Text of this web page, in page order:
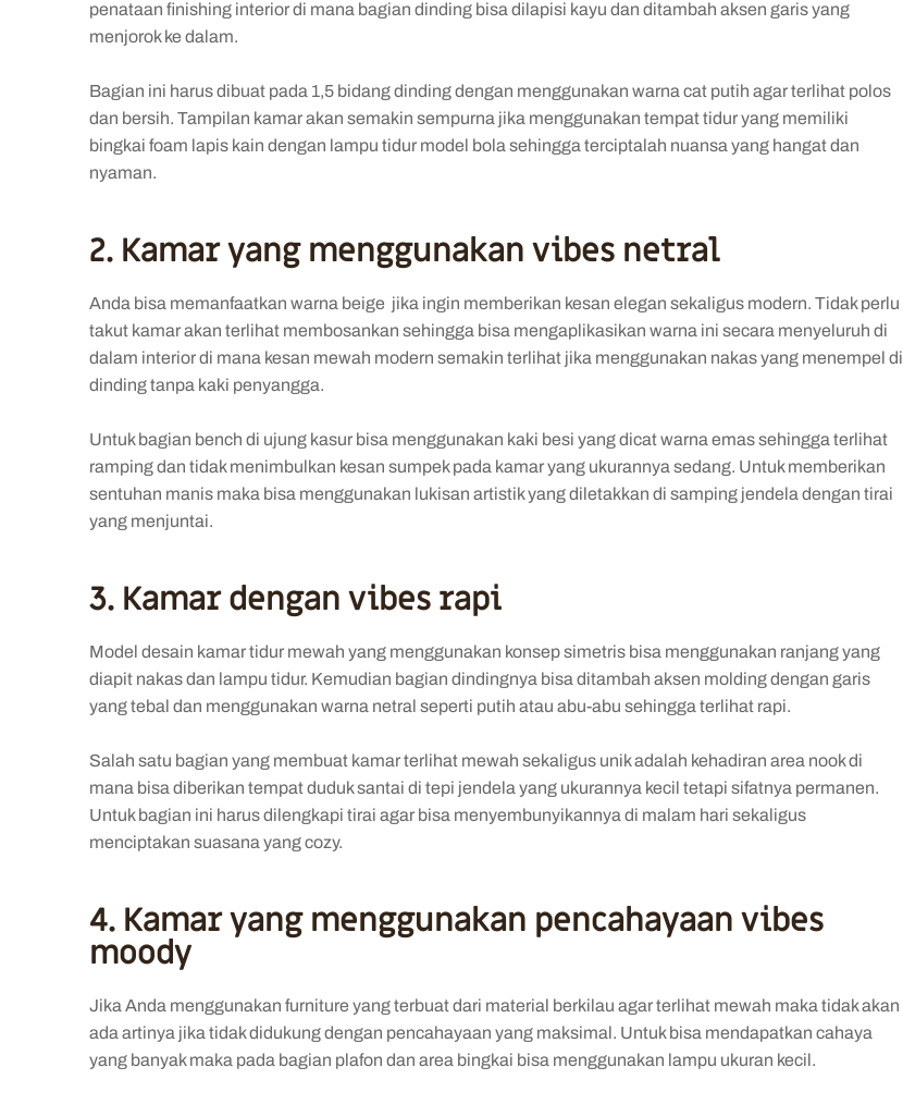
penataan finishing interior di mana bagian dinding bisa dilapisi kayu dan ditambah aksen garis yang
menjorok ke dalam.
Bagian ini harus dibuat pada 1,5 bidang dinding dengan menggunakan warna cat putih agar terlihat polos
dan bersih. Tampilan kamar akan semakin sempurna jika menggunakan tempat tidur yang memiliki
bingkai foam lapis kain dengan lampu tidur model bola sehingga terciptalah nuansa yang hangat dan
nyaman.
2. Kamar yang menggunakan vibes netral
Anda bisa memanfaatkan warna beige jika ingin memberikan kesan elegan sekaligus modern. Tidak perlu
takut kamar akan terlihat membosankan sehingga bisa mengaplikasikan warna ini secara menyeluruh di
dalam interior di mana kesan mewah modern semakin terlihat jika menggunakan nakas yang menempel di
dinding tanpa kaki penyangga.
Untuk bagian bench di ujung kasur bisa menggunakan kaki besi yang dicat warna emas sehingga terlihat
ramping dan tidak menimbulkan kesan sumpek pada kamar yang ukurannya sedang. Untuk memberikan
sentuhan manis maka bisa menggunakan lukisan artistik yang diletakkan di samping jendela dengan tirai
yang menjuntai.
3. Kamar dengan vibes rapi
Model desain kamar tidur mewah yang menggunakan konsep simetris bisa menggunakan ranjang yang
diapit nakas dan lampu tidur. Kemudian bagian dindingnya bisa ditambah aksen molding dengan garis
yang tebal dan menggunakan warna netral seperti putih atau abu-abu sehingga terlihat rapi.
Salah satu bagian yang membuat kamar terlihat mewah sekaligus unik adalah kehadiran area nook di
mana bisa diberikan tempat duduk santai di tepi jendela yang ukurannya kecil tetapi sifatnya permanen.
Untuk bagian ini harus dilengkapi tirai agar bisa menyembunyikannya di malam hari sekaligus
menciptakan suasana yang cozy.
4. Kamar yang menggunakan pencahayaan vibes
moody
Jika Anda menggunakan furniture yang terbuat dari material berkilau agar terlihat mewah maka tidak akan
ada artinya jika tidak didukung dengan pencahayaan yang maksimal. Untuk bisa mendapatkan cahaya
yang banyak maka pada bagian plafon dan area bingkai bisa menggunakan lampu ukuran kecil.